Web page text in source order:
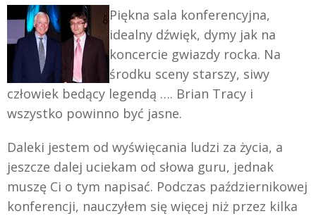
Piękna sala konferencyjna,
idealny dźwięk, dymy jak na
koncercie gwiazdy rocka. Na
środku sceny starszy, siwy
człowiek bedący legendą …. Brian Tracy i
wszystko powinno być jasne.
Daleki jestem od wyświęcania ludzi za życia, a
jeszcze dalej uciekam od słowa guru, jednak
muszę Ci o tym napisać. Podczas październikowej
konferencji, nauczyłem się więcej niż przez kilka